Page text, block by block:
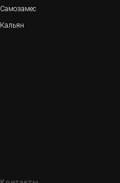
Самозамес
Кальян